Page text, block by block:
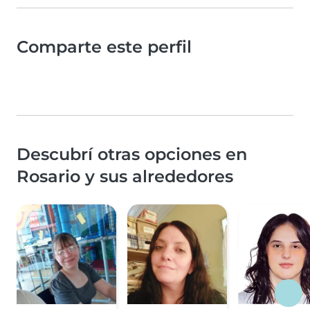
Comparte este perfil
Descubrí otras opciones en
Rosario y sus alrededores